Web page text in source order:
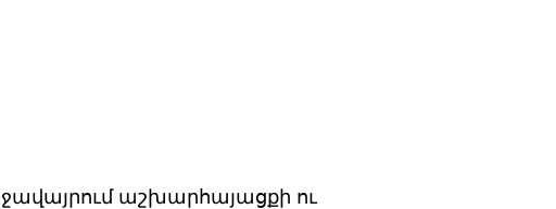
աշխարհայացքի ու